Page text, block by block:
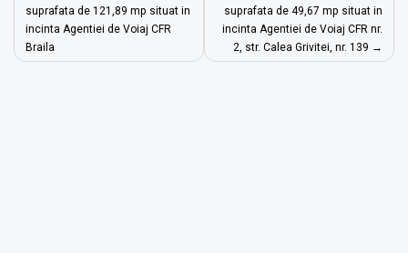
în
articole
suprafata de 121,89 mp situat in
incinta Agentiei de Voiaj CFR
Braila
suprafata de 49,67 mp situat in
incinta Agentiei de Voiaj CFR nr.
2, str. Calea Grivitei, nr. 139